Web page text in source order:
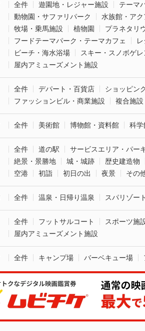
全件 遊園地・レジャー施設
テーマ
動物園・サファリパーク
水族館・アク
牧場・乗馬施設
植物園 プラネタリ
フードテーマパーク・テーマカフェ
ビーチ・海水浴場
スキー・スノボゲ
屋内アミューズメント施設
全件 デパート・百貨店 ショッピン
ファッションビル・商業施設
複合施設
全件 美術館 博物館・資料館 科学
全件 道の駅 サービスエリア・パー
絶景・景勝地
城・城跡 歴史建造物
空港
初詣 初日の出 夜景 その
全件 温泉・日帰り温泉 スパリゾート
全件 フットサルコート スポーツ施
屋内アミューズメント施設
全件 キャンプ場 バーベキュー場